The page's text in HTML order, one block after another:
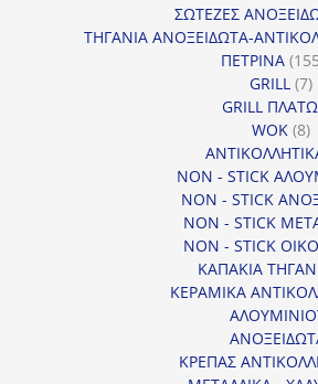
ΣΩΤΕΖΕΣ
ΤΗΓΑΝΙΑ ΑΝΟΞΕΙΔΩΤΑ-
ΠΕΤΡΙΝΑ 155
GRILL 77
GRILL ΠΛΑΤΩ
WOK 88
NON - STICK
NON - STICK
NON - STICK
NON - STICK
ΚΑΠΑΚΙΑ
ΚΕΡΑΜΙΚΑ
ΚΡΕΠΑΣ